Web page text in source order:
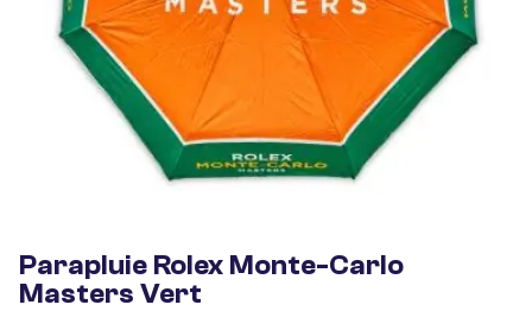
Parapluie Rolex Monte-Carlo
Masters Vert